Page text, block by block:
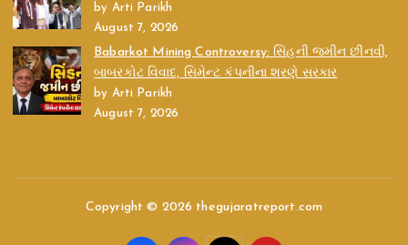
by Arti Parikh
August 7, 2026
Babarkot Mining Controversy: સિંહની જમીન છીનવી,
બાબરકોટ વિવાદ, સિમેન્ટ કંપનીના શરણે સરકાર
by Arti Parikh
August 7, 2026
Copyright © 2026 thegujaratreport.com